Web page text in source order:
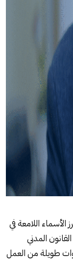
اللامعة في
المدني
طويلة من العمل